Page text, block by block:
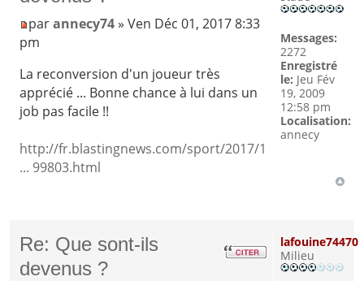
parannecy74» Ven Déc 01, 2017 8:33
pm
La reconversion d'un joueur très
apprécié ... Bonne chance à lui dans un
job pas facile !!
http://fr.blastingnews.com/sport/2017/1
... 99803.html
Messages:
2272
Enregistré
le: Jeu Fév
19, 2009
12:58 pm
Localisation:
annecy
Re: Que sont-ils
devenus ?
lafouine74470
Milieu